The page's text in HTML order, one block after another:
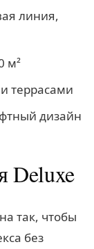
линия,
м²
террасами
дизайн
Deluxe
так, чтобы
без